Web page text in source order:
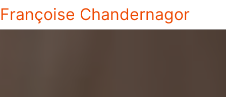
Françoise Chandernagor